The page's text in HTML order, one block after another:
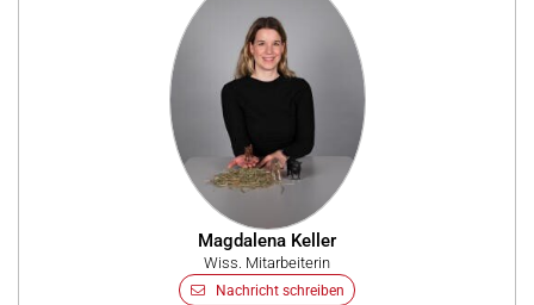
Magdalena Keller
Wiss. Mitarbeiterin
Nachricht schreiben